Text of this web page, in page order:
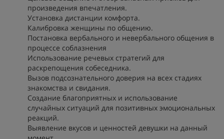
произведения впечатления.
Установка дистанции комфорта.
Калибровка женщины по общению.
Постановка вербального и невербального общения в
процессе соблазнения
Использование речевых стратегий для
раскрепощения собеседника.
Вызов подсознательного доверия на всех стадиях
знакомства и свидания.
Создание благоприятных и использование
случайных ситуаций для позитивных эмоциональных
реакций.
Выявление вкусов и ценностей девушки на данный